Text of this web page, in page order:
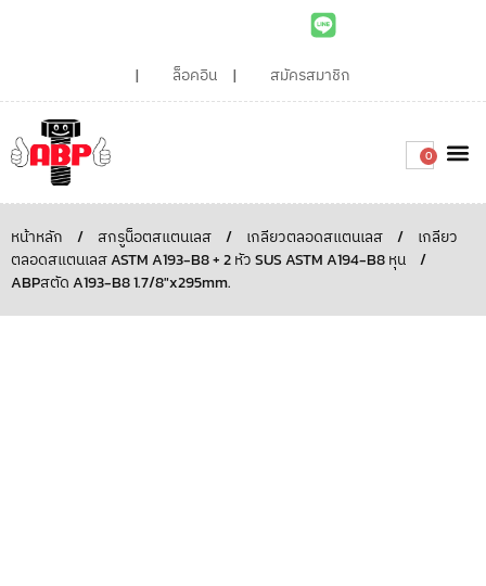
ล็อคอิน สมัครสมาชิก
0
หน้าหลัก / สกรูน็อตสแตนเลส / เกลียวตลอดสแตนเลส /
เกลียว
ตลอดสแตนเลส ASTM A193-B8 + 2 หัว SUS ASTM A194-B8 หุน
/
ABPสตัด A193-B8 1.7/8″x295mm.